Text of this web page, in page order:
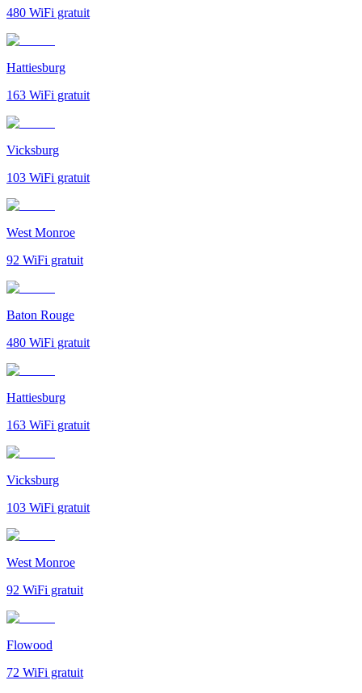
480 WiFi gratuit
Hattiesburg
163 WiFi gratuit
Vicksburg
103 WiFi gratuit
West Monroe
92 WiFi gratuit
Baton Rouge
480 WiFi gratuit
Hattiesburg
163 WiFi gratuit
Vicksburg
103 WiFi gratuit
West Monroe
92 WiFi gratuit
Flowood
72 WiFi gratuit